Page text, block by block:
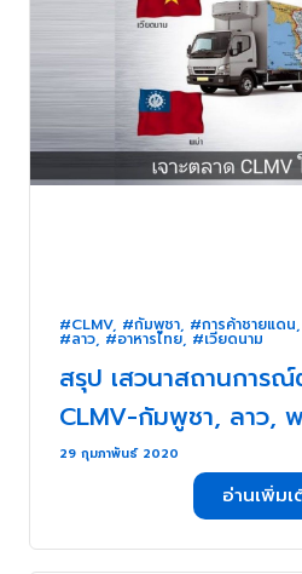
#CLMV, #กัมพูชา, #การค้าชายแดน,
#ลาว, #อาหารไทย, #เวียดนาม
สรุป เสวนาสถานการ
CLMV-กัมพูชา, ลาว,
. . .
29 กุมภาพันธ์ 2020
อ่านเพิ่มเ